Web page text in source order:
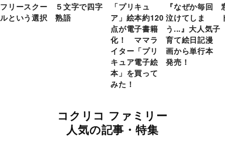
フリースクー
ルという選択
５文字で四字
熟語
「プリキュ
ア」絵本約120
点が電子書籍
化！ ママラ
イター「プリ
キュア電子絵
本」を買って
みた！
『なぜか毎回
泣けてしま
う...』大人気子
育て絵日記漫
画から単行本
発売！
コクリコ ファミリー
人気の記事・特集